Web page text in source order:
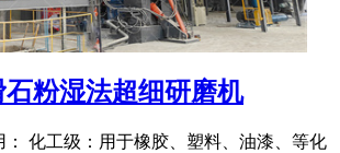
粉湿法超细研磨机
： 化工级：用于橡胶、塑料、油漆、等化